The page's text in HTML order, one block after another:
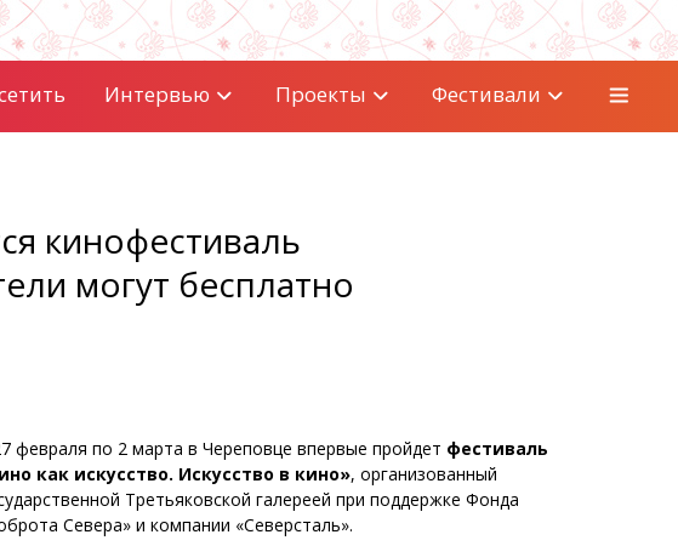
Интервью Проекты Фестивали
кинофестиваль
могут бесплатно
февраля по 2 марта в Череповце впервые пройдет фестиваль
как искусство. Искусство в кино», организованный
Третьяковской галереей при поддержке Фонда
Севера» и компании «Северсталь».